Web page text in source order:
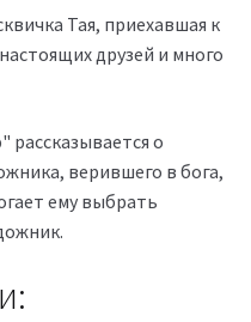
Тая, приехавшая к
друзей и много
о
верившего в бога,
ему выбрать